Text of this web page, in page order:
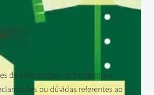
de informações de horários ou
ou dúvidas referentes ao